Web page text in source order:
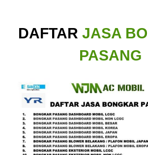
DAFTAR JASA
PASANG